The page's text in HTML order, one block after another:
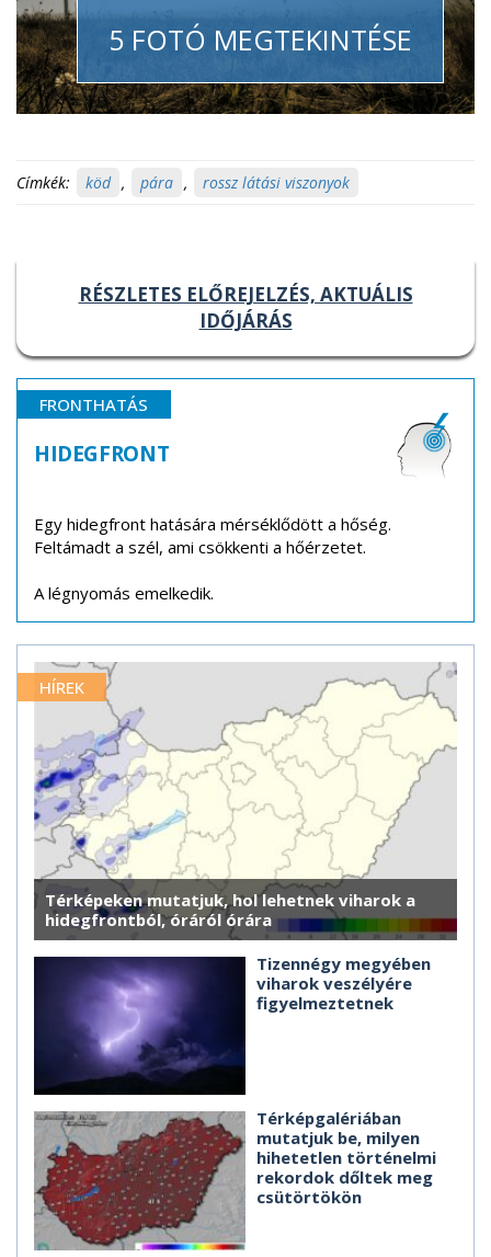
5 FOTÓ MEGTEKINTÉSE
Címkék: köd , pára , rossz látási viszonyok
RÉSZLETES ELŐREJELZÉS, AKTUÁLIS
IDŐJÁRÁS
FRONTHATÁS
HIDEGFRONT
Egy hidegfront hatására mérséklődött a hőség.
Feltámadt a szél, ami csökkenti a hőérzetet.
A légnyomás emelkedik.
HÍREK
Térképeken mutatjuk, hol lehetnek viharok a
hidegfrontból, óráról órára
Tizennégy megyében
viharok veszélyére
figyelmeztetnek
Térképgalériában
mutatjuk be, milyen
hihetetlen történelmi
rekordok dőltek meg
csütörtökön